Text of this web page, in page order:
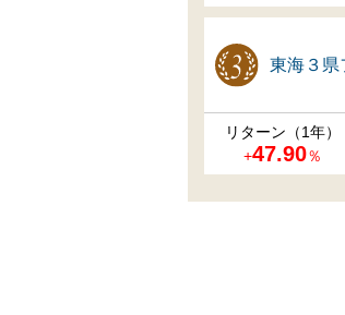
東海３県
リターン（1年）
+47.90％